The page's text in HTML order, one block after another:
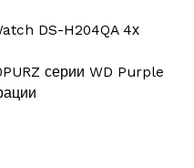
DS-H204QA 4х
серии WD Purple